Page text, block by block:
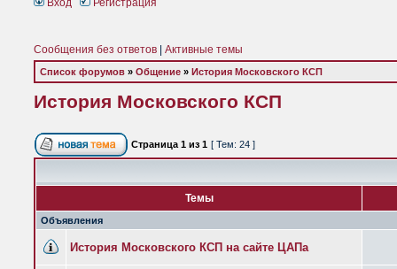
Вход Регистрация
Сообщения без ответов Активные темы
Список форумов » Общение » История Московского КСП
История Московского КСП
Страница 1 из 1 [ Тем: 24 ]
Темы
Объявления
История Московского КСП на сайте ЦАПа